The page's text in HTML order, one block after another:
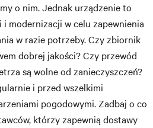
o nim. Jednak urządzenie to
i modernizacji w celu zapewnienia
w razie potrzeby. Czy zbiornik
dobrej jakości? Czy przewód
są wolne od zanieczyszczeń?
i przed wszelkimi
pogodowymi. Zadbaj o co
którzy zapewnią dostawy